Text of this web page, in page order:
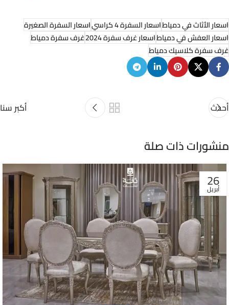
اسعار الأثاث في دمياطاسعار السفرة 4 كراسي
اسعار السفرة الصغيرة
اسعار العفش في دمياطاسعار غرف سفرة 2024
غرف سفرة دمياط
غرف سفرة كلاسيك دمياط
أحدث أكبر سنا
منشورات ذات صلة
26
أبريل